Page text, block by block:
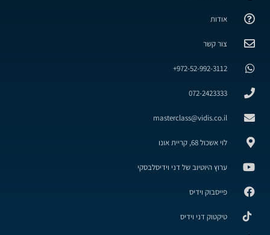
אודות
צור קשר
972-52-992-3112+
072-2423333
masterclass@vidis.co.il
לוי אשכול 68, קריית אונו
ערוץ היוטיוב של דני וידיסלבסקי
פייסבוק וידיס
טיקטוק דני וידיס